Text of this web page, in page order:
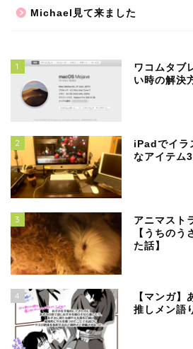
Michael見て来ました
1
ワコムタブ
い時の解決
2
iPadでイラ
なアイテム3
3
アニマスト
【うちのう
た話】
4
【マンガ
推しメン語